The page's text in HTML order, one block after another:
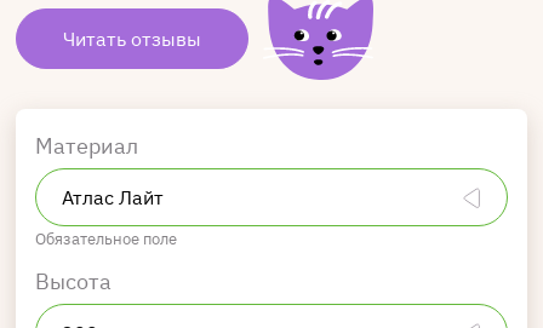
Читать отзывы
Материал
Обязательное поле
Высота